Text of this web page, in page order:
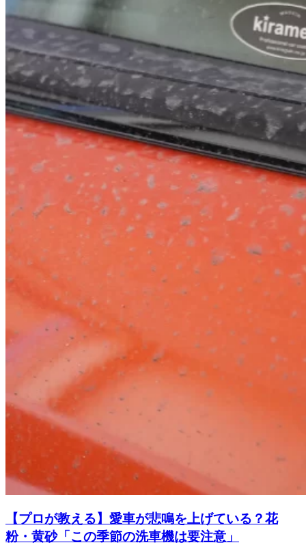
【プロが教える】愛車が悲鳴を上げている？花
粉・黄砂「この季節の洗車機は要注意」